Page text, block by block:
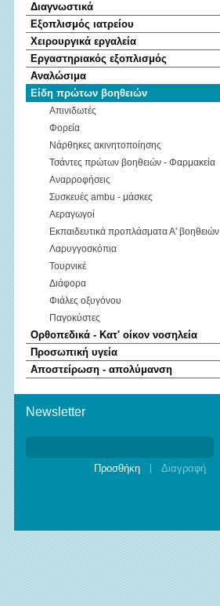
Διαγνωστικά
Εξοπλισμός ιατρείου
Χειρουργικά εργαλεία
Εργαστηριακός εξοπλισμός
Αναλώσιμα
Είδη πρώτων βοηθειών
Απινιδωτές
Φορεία
Νάρθηκες ακινητοποίησης
Τσάντες πρώτων βοηθειών - Φαρμακεία
Αναρροφήσεις
Συσκευές ambu - μάσκες
Αεραγωγοί
Εκπαιδευτικά προπλάσματα Α' βοηθειών
Λαρυγγοσκόπια
Τουρνικέ
Διάφορα
Φιάλες οξυγόνου
Παγοκύστες
Ορθοπεδικά - Κατ' οίκον νοσηλεία
Προσωπική υγεία
Αποστείρωση - απολύμανση
Newsletter